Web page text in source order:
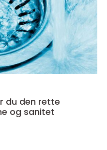
og sanitet